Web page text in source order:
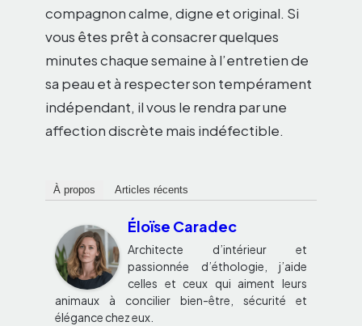
compagnon calme, digne et original. Si
vous êtes prêt à consacrer quelques
minutes chaque semaine à l’entretien de
sa peau et à respecter son tempérament
indépendant, il vous le rendra par une
affection discrète mais indéfectible.
À propos Articles récents
Éloïse Caradec
Architecte d’intérieur et
passionnée d’éthologie, j’aide
celles et ceux qui aiment leurs
animaux à concilier bien-être, sécurité et
élégance chez eux.